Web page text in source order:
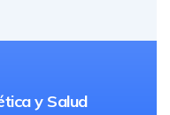
y Salud